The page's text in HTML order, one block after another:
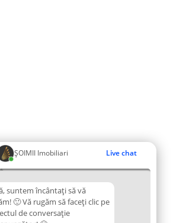
ȘOIMII Imobiliari Live chat
suntem încântați să vă
🙂 Vă rugăm să faceți clic pe
de conversație